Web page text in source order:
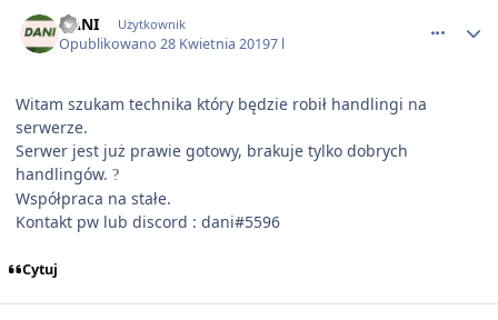
DANI Użytkownik
Opublikowano28 Kwietnia 20197 l
Witam szukam technika który będzie robił handlingi na
serwerze.
Serwer jest już prawie gotowy, brakuje tylko dobrych
handlingów. ?
Współpraca na stałe.
Kontakt pw lub discord : dani#5596
Cytuj